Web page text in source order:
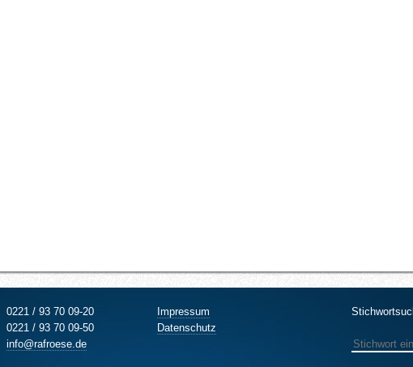
0221 / 93 70 09-20
0221 / 93 70 09-50
info@rafroese.de
Impressum
Datenschutz